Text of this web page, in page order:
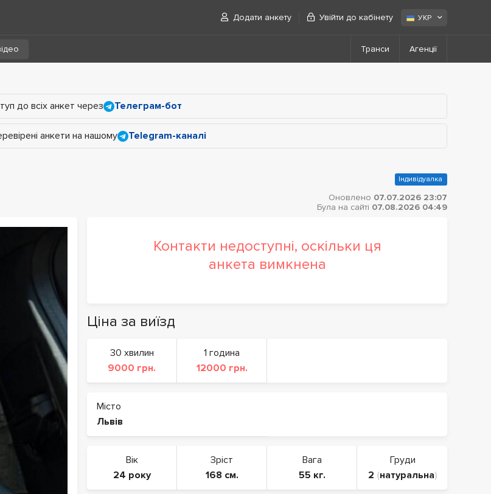
Додати анкету Увійти до кабінету УКР
Транси Агенції
до всіх анкет через Телеграм-бот
анкети на нашому Telegram-каналі
Індивідуалка
Оновлено 07.07.2026 23:07
Була на сайті 07.08.2026 04:49
Контакти недоступні, оскільки ця
анкета вимкнена
Ціна за виїзд
30 хвилин
9000 грн.
1 година
12000 грн.
Місто
Львів
Вік
24 року
Зріст
168 см.
Вага
55 кг.
Груди
2 (натуральна)